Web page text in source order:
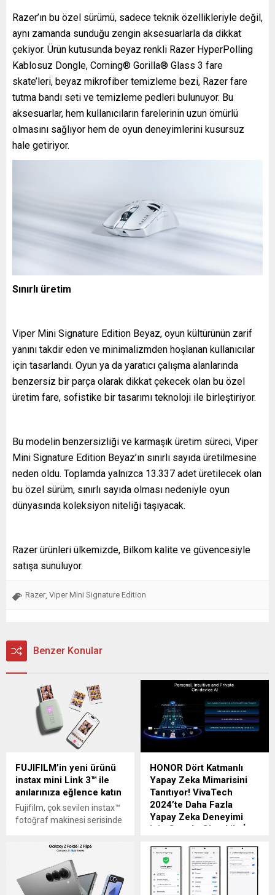
Razer’ın bu özel sürümü, sadece teknik özellikleriyle değil,
aynı zamanda sunduğu zengin aksesuarlarla da dikkat
çekiyor. Ürün kutusunda beyaz renkli Razer HyperPolling
Kablosuz Dongle, Corning® Gorilla® Glass 3 fare
skate’leri, beyaz mikrofiber temizleme bezi, Razer fare
tutma bandı seti ve temizleme pedleri bulunuyor. Bu
aksesuarlar, hem kullanıcıların farelerinin uzun ömürlü
olmasını sağlıyor hem de oyun deneyimlerini kusursuz
hale getiriyor.
Sınırlı üretim
Viper Mini Signature Edition Beyaz, oyun kültürünün zarif
yanını takdir eden ve minimalizmden hoşlanan kullanıcılar
için tasarlandı. Oyun ya da yaratıcı çalışma alanlarında
benzersiz bir parça olarak dikkat çekecek olan bu özel
üretim fare, sofistike bir tasarımı teknoloji ile birleştiriyor.
Bu modelin benzersizliği ve karmaşık üretim süreci, Viper
Mini Signature Edition Beyaz’ın sınırlı sayıda üretilmesine
neden oldu. Toplamda yalnızca 13.337 adet üretilecek olan
bu özel sürüm, sınırlı sayıda olması nedeniyle oyun
dünyasında koleksiyon niteliği taşıyacak.
Razer ürünleri ülkemizde, Bilkom kalite ve güvencesiyle
satışa sunuluyor.
Razer Viper Mini Signature Edition
Benzer Konular
FUJIFILM’in yeni ürünü
instax mini Link 3™ ile
anılarınıza eğlence katın
Fujifilm, çok sevilen instax™
fotoğraf makinesi serisinde
devam ediyor. Yoğun ilgi
yazıcının güncellenmiş hali
olan instax mini Link 3™ anlık
HONOR Dört Katmanlı
Yapay Zeka Mimarisini
Tanıtıyor! VivaTech
2024’te Daha Fazla
Yapay Zeka Deneyimi
için Google Cloud ile İş
Global teknoloji markası
olan HONOR, bugün
Avrupa’nın en büyük